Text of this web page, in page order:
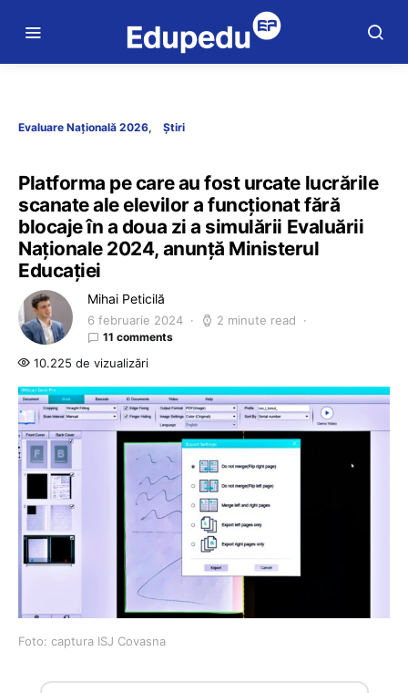
Evaluare Națională 2026 Știri
Platforma pe care au fost urcate lucrările
scanate ale elevilor a funcționat fără
blocaje în a doua zi a simulării Evaluării
Naționale 2024, anunță Ministerul
Educației
Mihai Peticilă
6 februarie 2024 2 minute read
11 comments
10.225 de vizualizări
Foto: captura ISJ Covasna